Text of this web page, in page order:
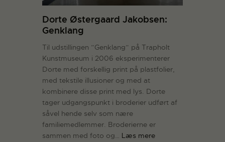
Dorte Østergaard Jakobsen:
Genklang
Til udstillingen ”Genklang” på Trapholt
Kunstmuseum i 2006 eksperimenterer
Dorte med forskellig print på plastfolier,
med tekstile illusioner og med at
kombinere disse print med lys. Dorte
tager udgangspunkt i broderier udført af
såvel hende selv som nære
familiemedlemmer. Broderierne er
sammen med foto og… Læs mere